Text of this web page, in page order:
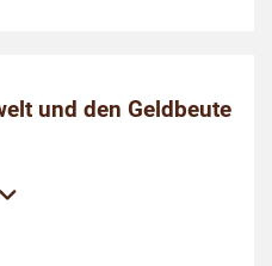
und den Geldbeute